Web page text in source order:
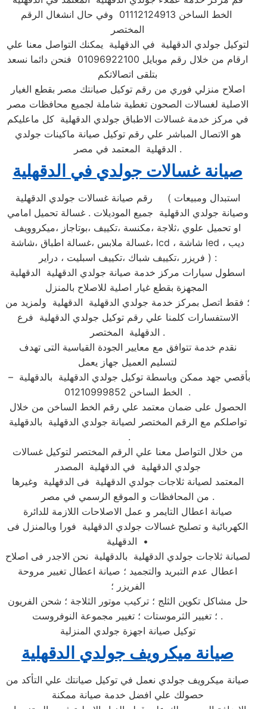
الخط الساخن 01112124913 وفي حال انشغال الرقم
المختصر
لتوكيل جولدي الدقهلية في الدقهلية يمكنك التواصل معنا علي
ارقام من خلال رقم موبايل 01096922100 فنحن دائما نسعد
بتلقى اتصالاتكم
اصلاح منزلي فوري من رقم توكيل صيانتك مصر بقطع الغيار
الاصلية لغسالات الصحون تغطية شاملة لجميع محافظات مصر
في مركز خدمة غسالات الاطباق جولدي الدقهلية كل ماعليكم
هو الاتصال المباشر علي رقم توكيل صيانة ماكينات جولدي
الدقهلية المعتمد في مصر .
صيانة غسالات جولدي في الدقهلية
رقم صيانة غسالات جولدي الدقهلية ( استبدال ومبيعات
وصيانة جولدي الدقهلية جميع الموديلات . غسالة تحميل امامي
او تحميل علوي ،ثلاجة ،مكنسة ،تكييف ،بوتاجاز ،ميكروويف
،غسالة ملابس ،غسالة اطباق ،شاشة lcd ، شاشة led ، ديب
فريزر ،تكييف شباك ،تكييف اسبليت ، دراير ) :
اسطول سيارات مركز خدمة صيانة جولدي الدقهلية الدقهلية
المجهزة بقطع غيار اصلية للاصلاح بالمنزل
؛ فقط اتصل بمركز خدمة جولدي الدقهلية الدقهلية ولمزيد من
الاستفسارات كلمنا علي رقم توكيل جولدي الدقهلية فرع
الدقهلية المختصر .
نقدم خدمة تتوافق مع معايير الجودة القياسية التى تهدف
لتسليم العميل جهاز يعمل
بأقصي جهد ممكن وباسطة توكيل جولدي الدقهلية بالدقهلية –
الخط الساخن 01210999852 .
الحصول على ضمان معتمد علي رقم الخط الساخن من خلال
تواصلكم مع الرقم المختصر لصيانة جولدي الدقهلية بالدقهلية
.
من خلال التواصل معنا علي الرقم المختصر لتوكيل غسالات
جولدي الدقهلية في الدقهلية المصدر
المعتمد لصيانة ثلاجات جولدي الدقهلية فى الدقهلية وغيرها
من المحافظات و الموقع الرسمي في مصر .
صيانة اعطال التايمر و عمل الاصلاحات اللازمة للدائرة
الكهربائية و تصليح غسالات جولدي الدقهلية فورا وبالمنزل فى
الدقهلية •
لصيانة ثلاجات جولدي الدقهلية بالدقهلية نحن الاجدر فى اصلاح
اعطال عدم التبريد والتجميد ؛ صيانة اعطال تغيير مروحة
الفريزر ؛
حل مشاكل تكوين الثلج ؛ تركيب موتور الثلاجة ؛ شحن الفريون
؛ تغيير الثرموستات ؛ تغيير مجموعة النوفروست .
توكيل صيانة اجهزة جولدي المنزلية
صيانة ميكرويف جولدي الدقهلية
صيانة ميكرويف جولدي نعمل في توكيل صيانتك علي التأكد من
حصولك علي افضل خدمة صيانة ممكنة